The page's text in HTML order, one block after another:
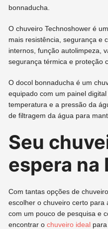
bonnaducha.
O chuveiro Technoshower é
mais resistência, segurança e
internos, função autolimpeza,
segurança térmica e proteção
O docol bonnaducha é um
equipado com um painel
temperatura e a pressão da
de filtragem da água para
Seu
espera na
Com tantas opções de
escolher o chuveiro certo para
com um pouco de pesquisa e
encontrar ochuveiro ideal para